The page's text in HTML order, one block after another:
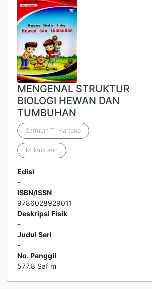
MENGENAL STRUKTUR
BIOLOGI HEWAN DAN
TUMBUHAN
Safrudin Tri Hartono
M. Mustafid
Edisi
-
ISBN/ISSN
9786028929011
Deskripsi Fisik
-
Judul Seri
-
No. Panggil
577.8 Saf m